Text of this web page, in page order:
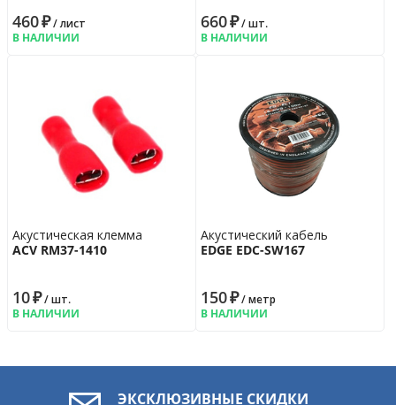
460₽/ лист
В НАЛИЧИИ
660₽/ шт.
В НАЛИЧИИ
Акустическая клемма
ACV RM37-1410
10₽/ шт.
В НАЛИЧИИ
Акустический кабель
EDGE EDC-SW167
150₽/ метр
В НАЛИЧИИ
ЭКСКЛЮЗИВНЫЕ СКИДКИ